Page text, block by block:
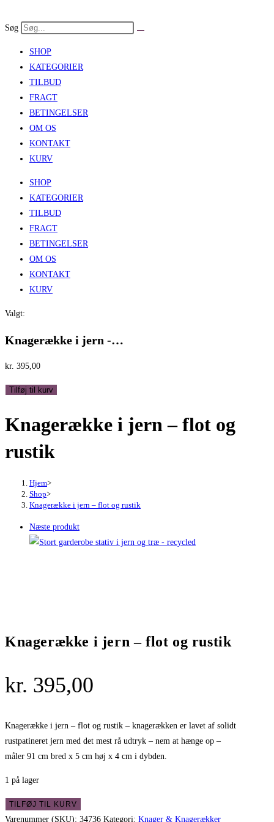
to
Søg
SHOP
KATEGORIER
TILBUD
FRAGT
BETINGELSER
OM OS
KONTAKT
KURV
SHOP
KATEGORIER
TILBUD
FRAGT
BETINGELSER
OM OS
KONTAKT
KURV
Valgt:
Knagerække i jern -…
kr. 395,00
Knagerække
jern
flot
rustik
Tilføj til kurv
Knagerække i jern – flot og
rustik
Hjem>
Shop>
Knagerække i jern – flot og rustik
Næste produkt
Knagerække i jern – flot og rustik
kr. 395,00
Knagerække i jern – flot og rustik – knagerækken er lavet af solidt
rustpatineret jern med det mest rå udtryk – nem at hænge op –
måler 91 cm bred x 5 cm høj x 4 cm i dybden.
1 på lager
Knagerække
i
TILFØJ TIL KURV
Varenummer (SKU): 34736 Kategori: Knager & Knagerækker